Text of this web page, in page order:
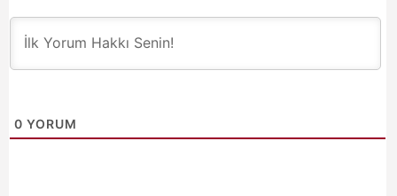
0 YORUM